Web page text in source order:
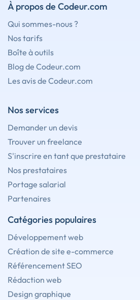
À propos de Codeur.com
Qui sommes-nous ?
Nos tarifs
Boîte à outils
Blog de Codeur.com
Les avis de Codeur.com
Nos services
Demander un devis
Trouver un freelance
S'inscrire en tant que prestataire
Nos prestataires
Portage salarial
Partenaires
Catégories populaires
Développement web
Création de site e-commerce
Référencement SEO
Rédaction web
Design graphique